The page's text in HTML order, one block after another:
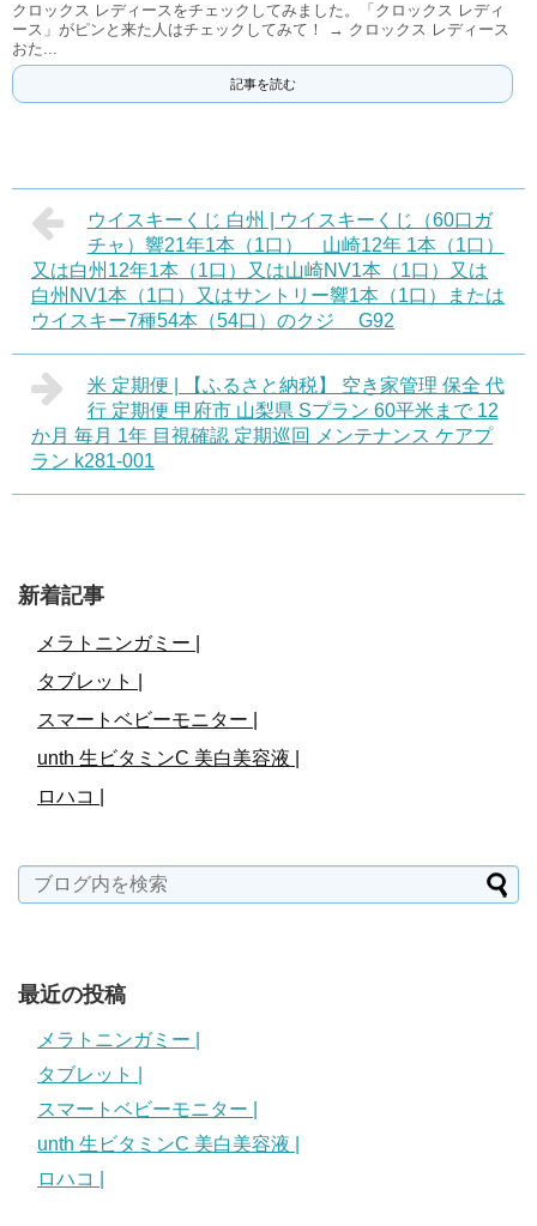
クロックス レディースをチェックしてみました。「クロックス レディ
ース」がピンと来た人はチェックしてみて！ → クロックス レディース
おた...
記事を読む
ウイスキーくじ 白州 | ウイスキーくじ（60口ガ
チャ）響21年1本（1口） 山崎12年 1本（1口）
又は白州12年1本（1口）又は山崎NV1本（1口）又は
白州NV1本（1口）又はサントリー響1本（1口）または
ウイスキー7種54本（54口）のクジ G92
米 定期便 | 【ふるさと納税】 空き家管理 保全 代
行 定期便 甲府市 山梨県 Sプラン 60平米まで 12
か月 毎月 1年 目視確認 定期巡回 メンテナンス ケアプ
ラン k281-001
新着記事
メラトニンガミー |
タブレット |
スマートベビーモニター |
unth 生ビタミンC 美白美容液 |
ロハコ |
最近の投稿
メラトニンガミー |
タブレット |
スマートベビーモニター |
unth 生ビタミンC 美白美容液 |
ロハコ |